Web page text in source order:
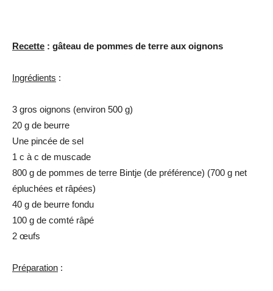
Recette : gâteau de pommes de terre aux oignons
Ingrédients :
3 gros oignons (environ 500 g)
20 g de beurre
Une pincée de sel
1 c à c de muscade
800 g de pommes de terre Bintje (de préférence) (700 g net
épluchées et râpées)
40 g de beurre fondu
100 g de comté râpé
2 œufs
Préparation :